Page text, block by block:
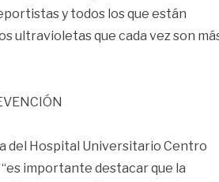
y todos los que están
ultravioletas que cada vez son
del Hospital Universitario Centro
importante destacar que la